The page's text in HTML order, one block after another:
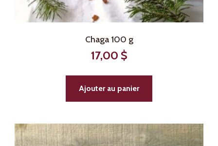
Chaga 100 g
17,00 $
Ajouter au panier